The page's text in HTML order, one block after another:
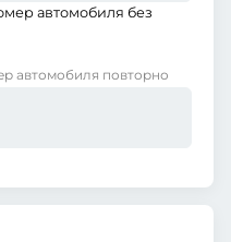
автомобиля без
автомобиля повторно